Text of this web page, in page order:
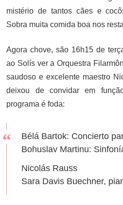
mistério de tantos cães e
Sobra muita comida boa nos
Agora chove, são 16h15 de
ao Solís ver a Orquestra
saudoso e excelente maestro
deixou de convidar em
programa é foda:
Bélá Bartok: Concierto
Bohuslav Martinu:
Nicolás Rauss
Sara Davis Buechner,